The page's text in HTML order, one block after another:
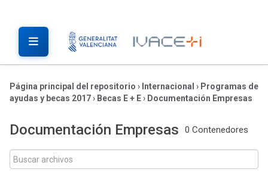
Página principal del repositorio › Internacional › Programas de
ayudas y becas 2017› Becas E + E› Documentación Empresas
Documentación Empresas 0 Contenedores